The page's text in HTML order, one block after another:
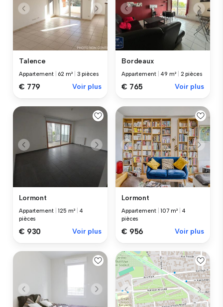
Talence
Appartement 62 m² 3 pièces
€ 779 Voir plus
Bordeaux
Appartement 49 m² 2 pièces
€ 765 Voir plus
Lormont
Appartement |125 m²
4
pièces
€ 930 Voir plus
Lormont
Appartement |107 m²
4
pièces
€ 956 Voir plus